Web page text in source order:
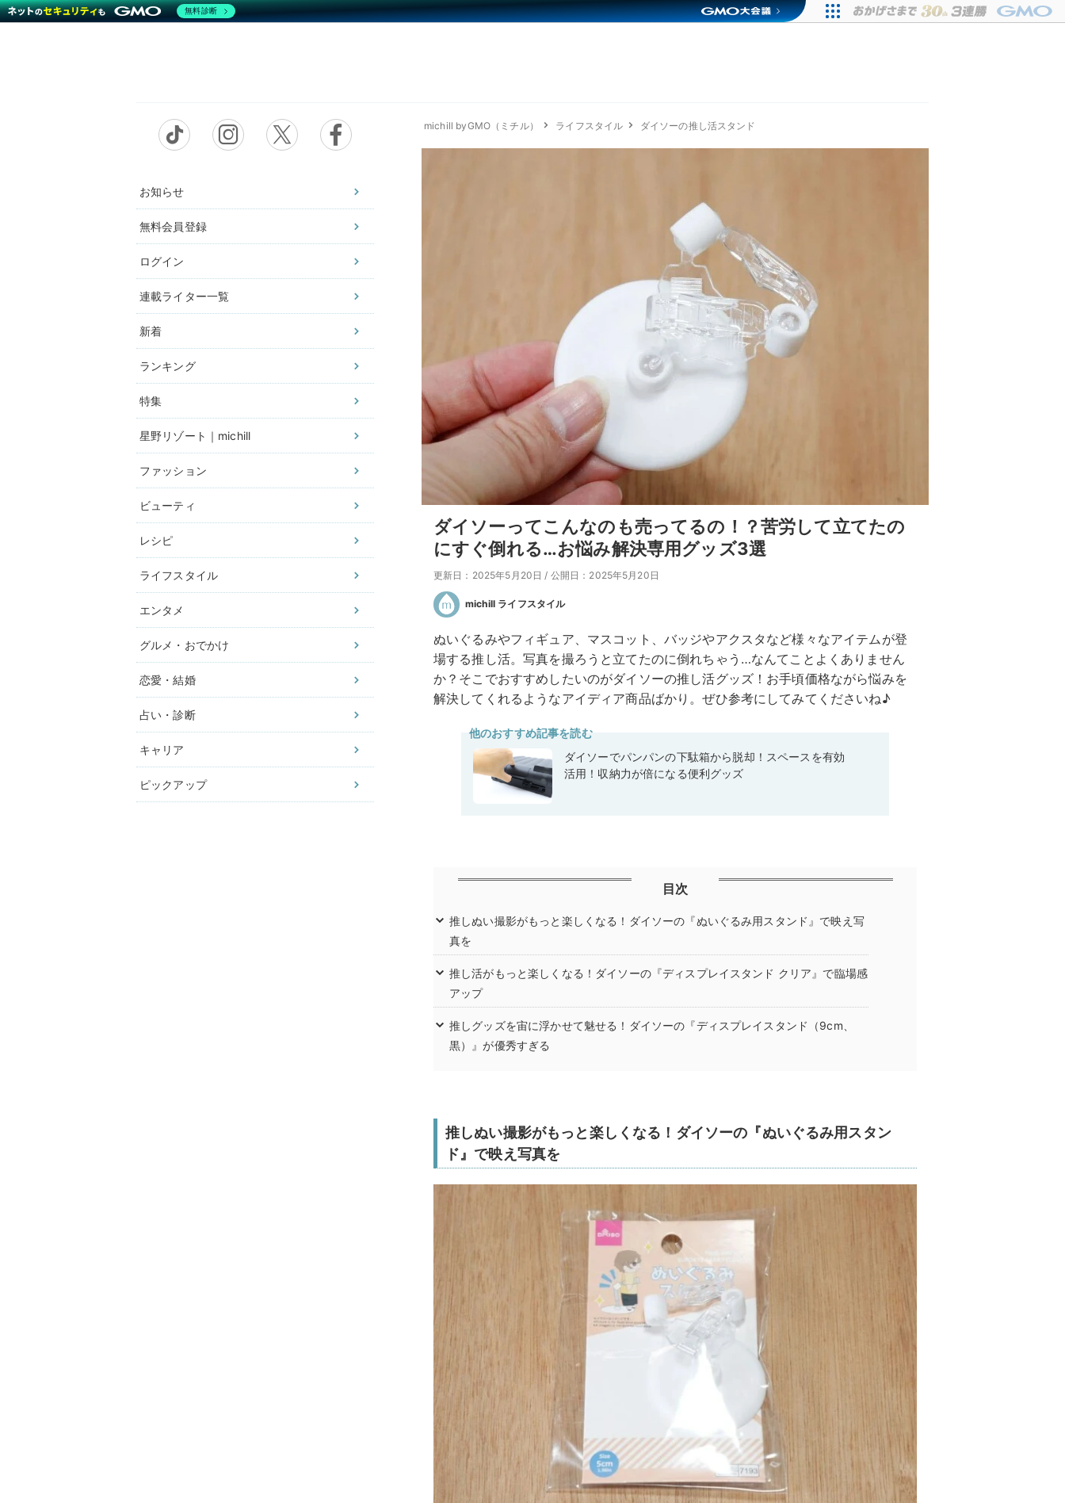
お知らせ
無料会員登録
ログイン
連載ライター一覧
新着
ランキング
特集
星野リゾート｜michill
ファッション
ビューティ
レシピ
ライフスタイル
エンタメ
グルメ・おでかけ
恋愛・結婚
占い・診断
キャリア
ピックアップ
michill byGMO（ミチル） ライフスタイル ダイソーの推し活スタンド
ダイソーってこんなのも売ってるの！？苦労して立てたの
にすぐ倒れる…お悩み解決専用グッズ3選
更新日：2025年5月20日 / 公開日：2025年5月20日
michill ライフスタイル
ぬいぐるみやフィギュア、マスコット、バッジやアクスタなど様々なアイテムが登
場する推し活。写真を撮ろうと立てたのに倒れちゃう…なんてことよくありません
か？そこでおすすめしたいのがダイソーの推し活グッズ！お手頃価格ながら悩みを
解決してくれるようなアイディア商品ばかり。ぜひ参考にしてみてくださいね♪
他のおすすめ記事を読む
ダイソーでパンパンの下駄箱から脱却！スペースを有効
活用！収納力が倍になる便利グッズ
目次
推しぬい撮影がもっと楽しくなる！ダイソーの『ぬいぐるみ用スタンド』で映え写
真を
推し活がもっと楽しくなる！ダイソーの『ディスプレイスタンド クリア』で臨場感
アップ
推しグッズを宙に浮かせて魅せる！ダイソーの『ディスプレイスタンド（9cm、
黒）』が優秀すぎる
推しぬい撮影がもっと楽しくなる！ダイソーの『ぬいぐるみ用スタン
ド』で映え写真を
無料診断